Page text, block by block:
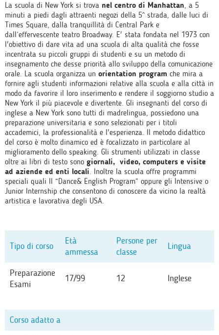
La scuola di New York si trova nel centro di Manhattan, a 5
minuti a piedi dagli attraenti negozi della 5^ strada, dalle luci di
Times Square, dalla tranquillità di Central Park e
dall’effervescente teatro Broadway. E' stata fondata nel 1973 con
l'obiettivo di dare vita ad una scuola di alta qualità che fosse
incentrata su piccoli gruppi di studenti e su un metodo di
insegnamento che desse priorità allo sviluppo della comunicazione
orale. La scuola organizza un orientation program che mira a
fornire agli studenti informazioni relative alla scuola e alla città in
modo da favorire il loro inserimento e rendere il soggiorno studio a
New York il più piacevole e divertente. Gli insegnanti del corso di
inglese a New York sono tutti di madrelingua, possiedono una
preparazione universitaria e sono selezionati per i titoli
accademici, la professionalità e l'esperienza. Il metodo didattico
del corso è molto dinamico ed è focalizzato in particolare al
miglioramento dello speaking. Gli strumenti utilizzati in classe
oltre ai libri di testo sono giornali, video, computers e visite
ad aziende ed enti locali. Inoltre la scuola offre programmi
speciali quali Il “Dance& English Program” oppure gli Intensive o
Junior Internship che consentono di conoscere da vicino la realtà
artistica e lavorativa degli USA.
Tipo di corso
Età
ammessa
Persone per
classe
Lingua
Preparazione
Esami
17/99 12 Inglese
Corso adatto a